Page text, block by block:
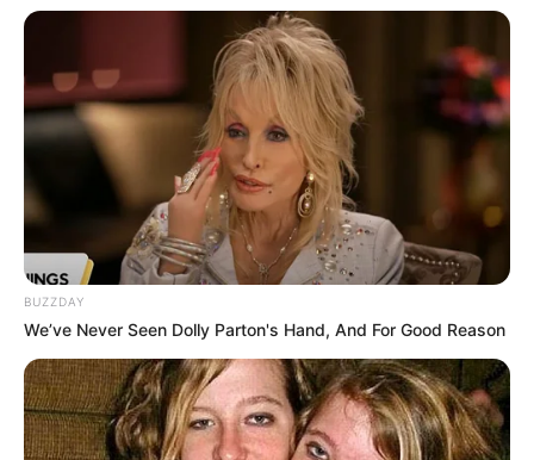
BUZZDAY
We’ve Never Seen Dolly Parton's Hand, And For Good Reason